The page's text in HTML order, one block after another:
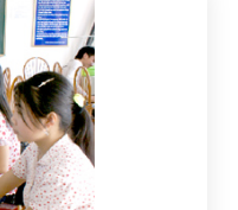
dân, từ một sự
nỗ lực tích